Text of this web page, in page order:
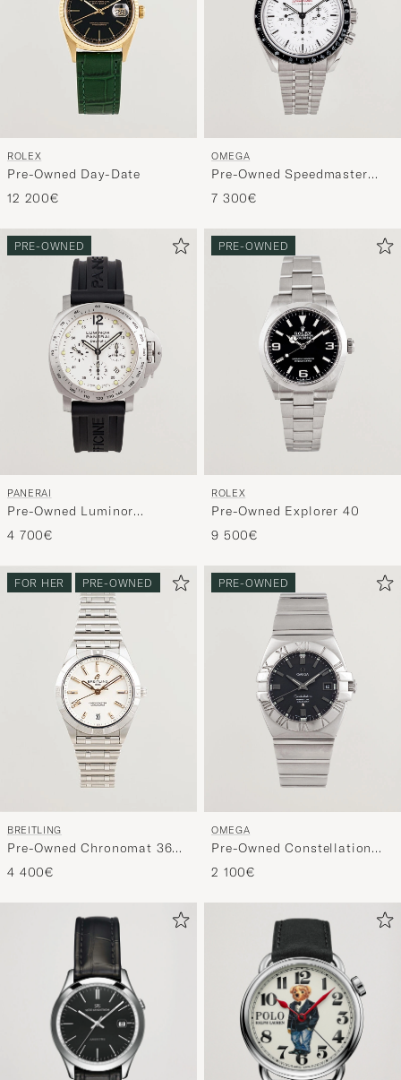
ROLEX
Pre-Owned Day-Date
12 200€
OMEGA
Pre-Owned Speedmaster
Moonwatch Vit
7 300€
PRE-OWNED
PANERAI
Pre-Owned Luminor
Daylight
4 700€
PRE-OWNED
ROLEX
Pre-Owned Explorer 40
9 500€
FOR HER PRE-OWNED
BREITLING
Pre-Owned Chronomat 36
Diamant
4 400€
PRE-OWNED
OMEGA
Pre-Owned Constellation
Double Eagle
2 100€